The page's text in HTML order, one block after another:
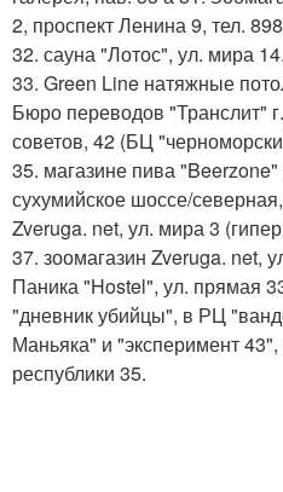
2, проспект Ленина 9, тел.
32. сауна "Лотос", ул. мира 14.
33. Green Line натяжные
Бюро переводов "Транслит"
советов, 42 (БЦ
35. магазине пива "Beerzone"
сухумийское шоссе/
Zveruga. net, ул. мира 3
37. зоомагазин Zveruga. net,
Паника "Hostel", ул. прямая
"дневник убийцы", в РЦ
Маньяка" и "эксперимент
республики 35.